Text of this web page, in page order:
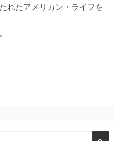
れたアメリカン・ライフを